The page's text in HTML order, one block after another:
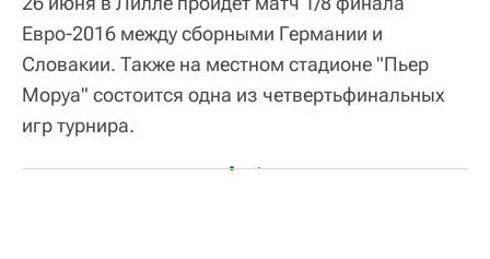
Евро-2016 между сборными Германии и
Словакии. Также на местном стадионе "Пьер
Моруа" состоится одна из четвертьфинальных
игр турнира.